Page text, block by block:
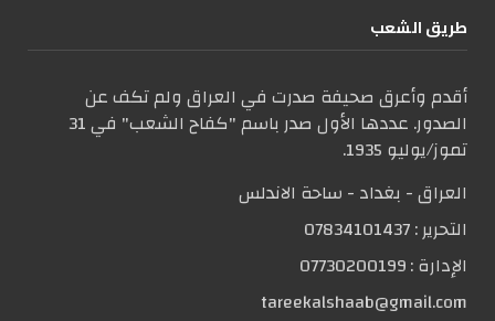
طریق الشعب
أقدم وأعرق صحيفة صدرت في العراق ولم تكف عن
الصدور. عددها الأول صدر باسم "كفاح الشعب" في 31
تموز/يوليو 1935.
العراق - بغداد - ساحة الاندلس
التحریر :07834101437
الإدارة :07730200199
tareekalshaab@gmail.com